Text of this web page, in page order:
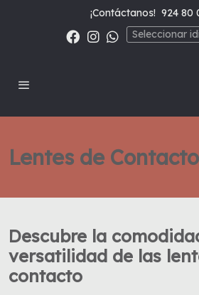
¡Contáctanos! 924 80
Seleccionar
Lentes de Contacto
Descubre la
versatilidad de las
contacto